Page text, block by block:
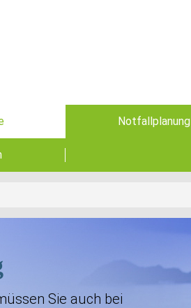
Notfallplanung
Sie auch bei